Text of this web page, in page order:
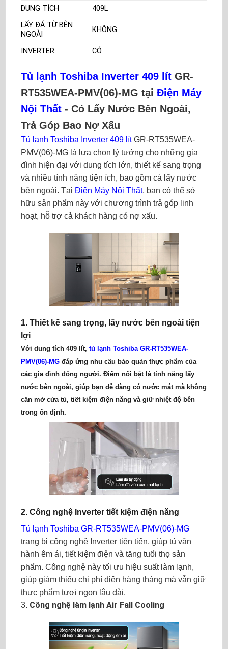
DUNG TÍCH
409L
LẤY ĐÁ TỪ BÊN
NGOÀI
KHÔNG
INVERTER CÓ
Tủ lạnh Toshiba Inverter 409 lít GR-
RT535WEA-PMV(06)-MG tại Điện Máy
Nội Thất - Có Lấy Nước Bên Ngoài,
Trả Góp Bao Nợ Xấu
Tủ lạnh Toshiba Inverter 409 lítGR-RT535WEA-
PMV(06)-MG là lựa chọn lý tưởng cho những gia
đình hiện đại với dung tích lớn, thiết kế sang trọng
và nhiều tính năng tiện ích, bao gồm cả lấy nước
bên ngoài. Tại Điện Máy Nội Thất, bạn có thể sở
hữu sản phẩm này với chương trình trả góp linh
hoạt, hỗ trợ cả khách hàng có nợ xấu.
1. Thiết kế sang trọng, lấy nước bên ngoài tiện
lợi
Với dung tích 409 lít, tủ lạnh Toshiba GR-RT535WEA-
PMV(06)-MG đáp ứng nhu cầu bảo quản thực phẩm của
các gia đình đông người. Điểm nổi bật là tính năng lấy
nước bên ngoài, giúp bạn dễ dàng có nước mát mà không
cần mở cửa tủ, tiết kiệm điện năng và giữ nhiệt độ bên
trong ổn định.
2. Công nghệ Inverter tiết kiệm điện năng
Tủ lạnh Toshiba GR-RT535WEA-PMV(06)-MG
trang bị công nghệ Inverter tiên tiến, giúp tủ vận
hành êm ái, tiết kiệm điện và tăng tuổi thọ sản
phẩm. Công nghệ này tối ưu hiệu suất làm lạnh,
giúp giảm thiểu chi phí điện hàng tháng mà vẫn giữ
thực phẩm tươi ngon lâu dài.
3. Công nghệ làm lạnh Air Fall Cooling